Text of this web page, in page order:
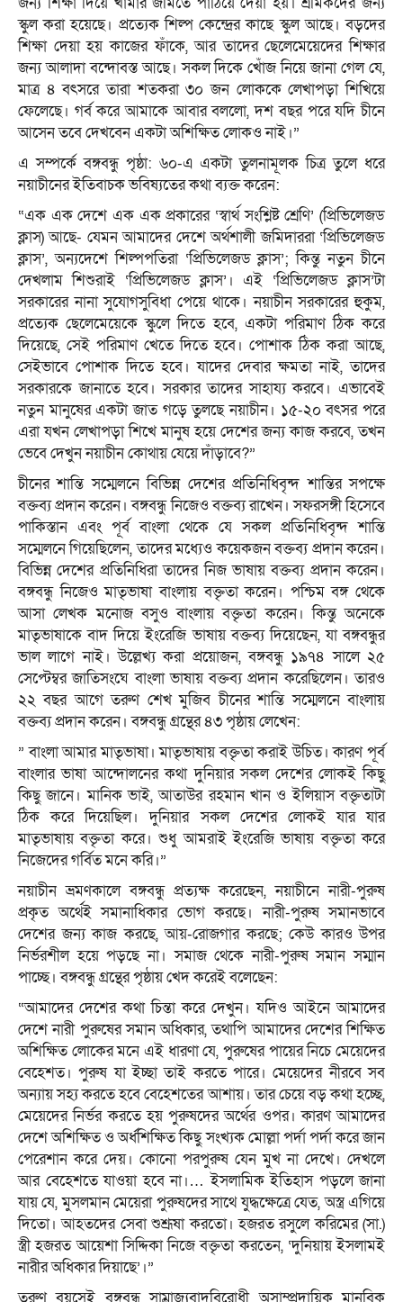
স্কুল করা হয়েছে। প্রত্যেক শিল্প কেন্দ্রের কাছে স্কুল আছে। বড়দের
শিক্ষা দেয়া হয় কাজের ফাঁকে, আর তাদের ছেলেমেয়েদের শিক্ষার
জন্য আলাদা বন্দোবস্ত আছে। সকল দিকে খোঁজ নিয়ে জানা গেল যে,
মাত্র ৪ বৎসরে তারা শতকরা ৩০ জন লোককে লেখাপড়া শিখিয়ে
ফেলেছে। গর্ব করে আমাকে আবার বললো, দশ বছর পরে যদি চীনে
আসেন তবে দেখবেন একটা অশিক্ষিত লোকও নাই।”
এ সম্পর্কে বঙ্গবন্ধু পৃষ্ঠা: ৬০-এ একটা তুলনামূলক চিত্র তুলে ধরে
নয়াচীনের ইতিবাচক ভবিষ্যতের কথা ব্যক্ত করেন:
“এক এক দেশে এক এক প্রকারের ‘স্বার্থ সংশ্লিষ্ট শ্রেণি’ (প্রিভিলেজড
ক্লাস) আছে- যেমন আমাদের দেশে অর্থশালী জমিদাররা ‘প্রিভিলেজড
ক্লাস’, অন্যদেশে শিল্পপতিরা ‘প্রিভিলেজড ক্লাস’; কিন্তু নতুন চীনে
দেখলাম শিশুরাই ‘প্রিভিলেজড ক্লাস’। এই ‘প্রিভিলেজড ক্লাস’টা
সরকারের নানা সুযোগসুবিধা পেয়ে থাকে। নয়াচীন সরকারের হুকুম,
প্রত্যেক ছেলেমেয়েকে স্কুলে দিতে হবে, একটা পরিমাণ ঠিক করে
দিয়েছে, সেই পরিমাণ খেতে দিতে হবে। পোশাক ঠিক করা আছে,
সেইভাবে পোশাক দিতে হবে। যাদের দেবার ক্ষমতা নাই, তাদের
সরকারকে জানাতে হবে। সরকার তাদের সাহায্য করবে। এভাবেই
নতুন মানুষের একটা জাত গড়ে তুলছে নয়াচীন। ১৫-২০ বৎসর পরে
এরা যখন লেখাপড়া শিখে মানুষ হয়ে দেশের জন্য কাজ করবে, তখন
ভেবে দেখুন নয়াচীন কোথায় যেয়ে দাঁড়াবে?”
চীনের শান্তি সম্মেলনে বিভিন্ন দেশের প্রতিনিধিবৃন্দ শান্তির সপক্ষে
বক্তব্য প্রদান করেন। বঙ্গবন্ধু নিজেও বক্তব্য রাখেন। সফরসঙ্গী হিসেবে
পাকিস্তান এবং পূর্ব বাংলা থেকে যে সকল প্রতিনিধিবৃন্দ শান্তি
সম্মেলনে গিয়েছিলেন, তাদের মধ্যেও কয়েকজন বক্তব্য প্রদান করেন।
বিভিন্ন দেশের প্রতিনিধিরা তাদের নিজ ভাষায় বক্তব্য প্রদান করেন।
বঙ্গবন্ধু নিজেও মাতৃভাষা বাংলায় বক্তৃতা করেন। পশ্চিম বঙ্গ থেকে
আসা লেখক মনোজ বসুও বাংলায় বক্তৃতা করেন। কিন্তু অনেকে
মাতৃভাষাকে বাদ দিয়ে ইংরেজি ভাষায় বক্তব্য দিয়েছেন, যা বঙ্গবন্ধুর
ভাল লাগে নাই। উল্লেখ্য করা প্রয়োজন, বঙ্গবন্ধু ১৯৭৪ সালে ২৫
সেপ্টেম্বর জাতিসংঘে বাংলা ভাষায় বক্তব্য প্রদান করেছিলেন। তারও
২২ বছর আগে তরুণ শেখ মুজিব চীনের শান্তি সম্মেলনে বাংলায়
বক্তব্য প্রদান করেন। বঙ্গবন্ধু গ্রন্থের ৪৩ পৃষ্ঠায় লেখেন:
” বাংলা আমার মাতৃভাষা। মাতৃভাষায় বক্তৃতা করাই উচিত। কারণ পূর্ব
বাংলার ভাষা আন্দোলনের কথা দুনিয়ার সকল দেশের লোকই কিছু
কিছু জানে। মানিক ভাই, আতাউর রহমান খান ও ইলিয়াস বক্তৃতাটা
ঠিক করে দিয়েছিল। দুনিয়ার সকল দেশের লোকই যার যার
মাতৃভাষায় বক্তৃতা করে। শুধু আমরাই ইংরেজি ভাষায় বক্তৃতা করে
নিজেদের গর্বিত মনে করি।”
নয়াচীন ভ্রমণকালে বঙ্গবন্ধু প্রত্যক্ষ করেছেন, নয়াচীনে নারী-পুরুষ
প্রকৃত অর্থেই সমানাধিকার ভোগ করছে। নারী-পুরুষ সমানভাবে
দেশের জন্য কাজ করছে, আয়-রোজগার করছে; কেউ কারও উপর
নির্ভরশীল হয়ে পড়ছে না। সমাজ থেকে নারী-পুরুষ সমান সম্মান
পাচ্ছে। বঙ্গবন্ধু গ্রন্থের পৃষ্ঠায় খেদ করেই বলেছেন:
“আমাদের দেশের কথা চিন্তা করে দেখুন। যদিও আইনে আমাদের
দেশে নারী পুরুষের সমান অধিকার, তথাপি আমাদের দেশের শিক্ষিত
অশিক্ষিত লোকের মনে এই ধারণা যে, পুরুষের পায়ের নিচে মেয়েদের
বেহেশত। পুরুষ যা ইচ্ছা তাই করতে পারে। মেয়েদের নীরবে সব
অন্যায় সহ্য করতে হবে বেহেশতের আশায়। তার চেয়ে বড় কথা হচ্ছে,
মেয়েদের নির্ভর করতে হয় পুরুষদের অর্থের ওপর। কারণ আমাদের
দেশে অশিক্ষিত ও অর্ধশিক্ষিত কিছু সংখ্যক মোল্লা পর্দা পর্দা করে জান
পেরেশান করে দেয়। কোনো পরপুরুষ যেন মুখ না দেখে। দেখলে
আর বেহেশতে যাওয়া হবে না।… ইসলামিক ইতিহাস পড়লে জানা
যায় যে, মুসলমান মেয়েরা পুরুষদের সাথে যুদ্ধক্ষেত্রে যেত, অস্ত্র এগিয়ে
দিতো। আহতদের সেবা শুশ্রূষা করতো। হজরত রসুলে করিমের (সা.)
স্ত্রী হজরত আয়েশা সিদ্দিকা নিজে বক্তৃতা করতেন, ‘দুনিয়ায় ইসলামই
নারীর অধিকার দিয়াছে’।”
তরুণ বয়সেই বঙ্গবন্ধু সাম্রাজ্যবাদবিরোধী অসাম্প্রদায়িক মানবিক